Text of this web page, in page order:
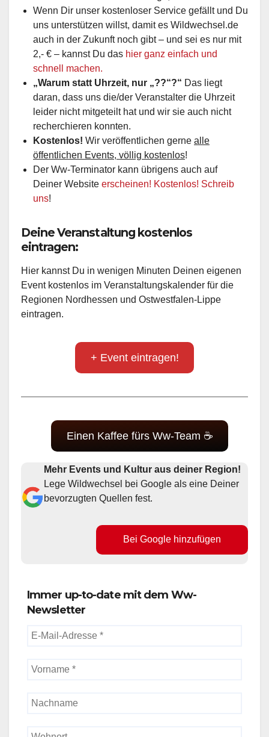
Wenn Dir unser kostenloser Service gefällt und Du
uns unterstützen willst, damit es Wildwechsel.de
auch in der Zukunft noch gibt – und sei es nur mit
2,- € – kannst Du das hier ganz einfach und
schnell machen.
„Warum statt Uhrzeit, nur „??“?“ Das liegt
daran, dass uns die/der Veranstalter die Uhrzeit
leider nicht mitgeteilt hat und wir sie auch nicht
recherchieren konnten.
Kostenlos! Wir veröffentlichen gerne alle
öffentlichen Events, völlig kostenlos!
Der Ww-Terminator kann übrigens auch auf
Deiner Website erscheinen! Kostenlos! Schreib
uns!
Deine Veranstaltung kostenlos
eintragen:
Hier kannst Du in wenigen Minuten Deinen eigenen
Event kostenlos im Veranstaltungskalender für die
Regionen Nordhessen und Ostwestfalen-Lippe
eintragen.
+ Event eintragen!
Einen Kaffee fürs Ww-Team ☕
Mehr Events und Kultur aus deiner Region!
Lege Wildwechsel bei Google als eine Deiner
bevorzugten Quellen fest.
Bei Google hinzufügen
Immer up-to-date mit dem Ww-
Newsletter